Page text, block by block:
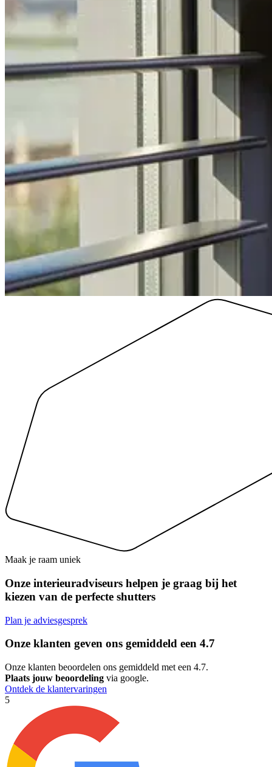
Maak je raam uniek
Onze interieuradviseurs helpen je graag bij het
kiezen van de perfecte shutters
Plan je adviesgesprek
Onze klanten geven ons gemiddeld een 4.7
Onze klanten beoordelen ons gemiddeld met een 4.7.
Plaats jouw beoordeling via google.
Ontdek de klantervaringen
5